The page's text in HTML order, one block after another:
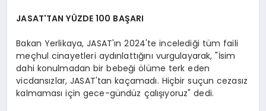
JASAT'TAN YÜZDE 100 BAŞARI
Bakan Yerlikaya, JASAT'ın 2024'te incelediği tüm faili
meçhul cinayetleri aydınlattığını vurgulayarak, "İsim
dahi konulmadan bir bebeği ölüme terk eden
vicdansızlar, JASAT'tan kaçamadı. Hiçbir suçun cezasız
kalmaması için gece-gündüz çalışıyoruz" dedi.